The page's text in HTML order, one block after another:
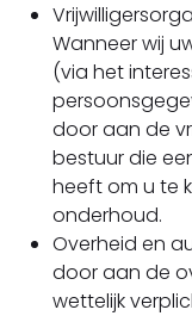
Wanneer wij
(via het
door aan de
bestuur die
heeft om u te
onderhoud.
Overheid en
door aan de
wettelijk